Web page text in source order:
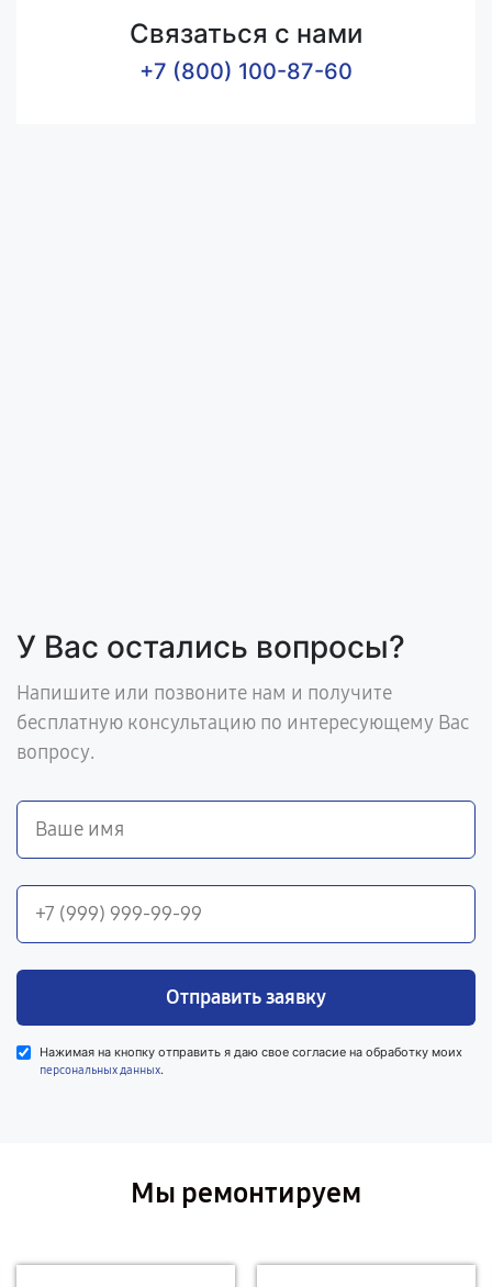
Связаться с нами
+7 (800) 100-87-60
У Вас остались вопросы?
Напишите или позвоните нам и получите
бесплатную консультацию по интересующему Вас
вопросу.
Отправить заявку
Нажимая на кнопку отправить я даю свое согласие на обработку моих
персональных данных.
Мы ремонтируем